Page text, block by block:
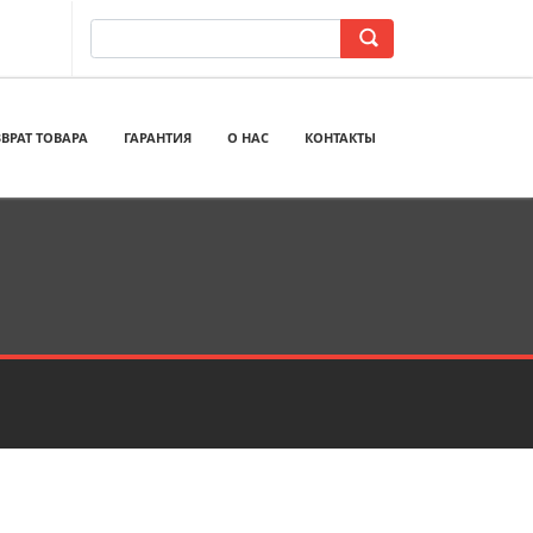
ТОВАРА ГАРАНТИЯ О НАС КОНТАКТЫ